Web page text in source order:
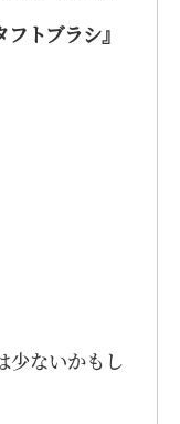
フトブラシ』
少ないかもし